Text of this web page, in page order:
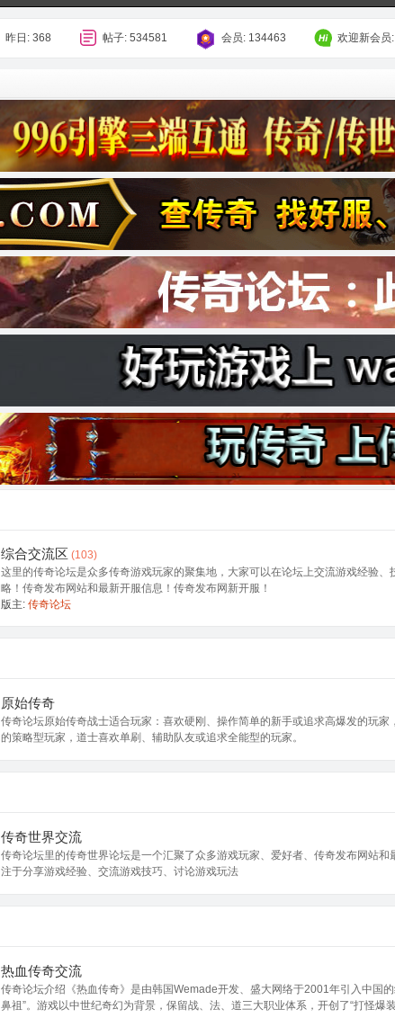
昨日: 368 帖子: 534581 会员: 134463 欢迎新会员:
综合交流区 (103)
这里的传奇论坛是众多传奇游戏玩家的聚集地，大家可以在论坛上交流游戏经验
略！传奇发布网站和最新开服信息！传奇发布网新开服！
版主: 传奇论坛
原始传奇
传奇论坛原始传奇战士适合玩家：喜欢硬刚、操作简单的新手或追求高爆发的玩
的策略型玩家，道士喜欢单刷、辅助队友或追求全能型的玩家。
传奇世界交流
传奇论坛里的传奇世界论坛是一个汇聚了众多游戏玩家、爱好者、传奇发布网站
注于分享游戏经验、交流游戏技巧、讨论游戏玩法
热血传奇交流
传奇论坛介绍《热血传奇》是由韩国Wemade开发、盛大网络于2001年引入中国
鼻祖”。游戏以中世纪奇幻为背景，保留战、法、道三大职业体系，开创了“打怪爆